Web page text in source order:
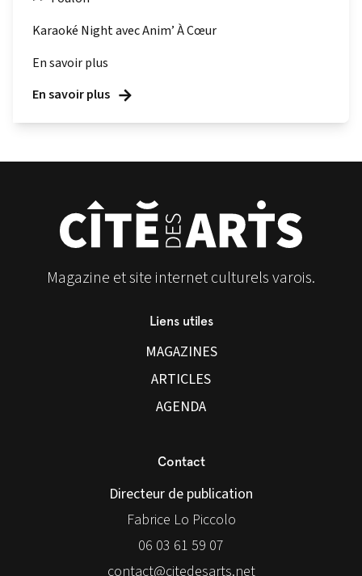
Karaoké Night avec Anim’ À Cœur
En savoir plus
En savoir plus
Magazine et site internet culturels varois.
Liens utiles
MAGAZINES
ARTICLES
AGENDA
Contact
Directeur de publication
Fabrice Lo Piccolo
06 03 61 59 07
contact@citedesarts.net